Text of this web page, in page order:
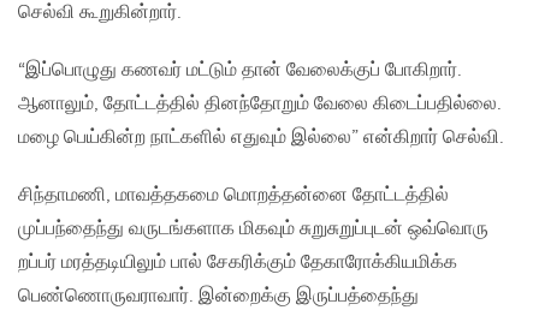
செல்வி கூறுகின்றார்.
“இப்பொழுது கணவர் மட்டும் தான் வேலைக்குப் போகிறார்.
ஆனாலும், தோட்டத்தில் தினந்தோறும் வேலை கிடைப்பதில்லை.
மழை பெய்கின்ற நாட்களில் எதுவும் இல்லை” என்கிறார் செல்வி.
சிந்தாமணி, மாவத்தகமை மொறத்தன்னை தோட்டத்தில்
முப்பந்தைந்து வருடங்களாக மிகவும் சுறுசுறுப்புடன் ஒவ்வொரு
றப்பர் மரத்தடியிலும் பால் சேகரிக்கும் தேகாரோக்கியமிக்க
பெண்ணொருவராவார். இன்றைக்கு இருப்பத்தைந்து